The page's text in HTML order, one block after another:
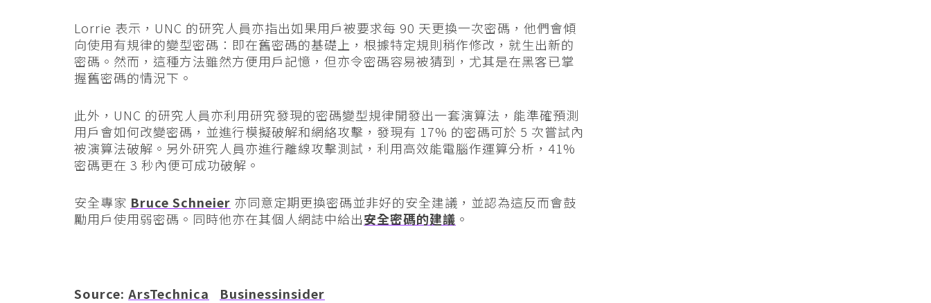
Lorrie 表示，UNC 的研究人員亦指出如果用戶被要求每 90 天更換一次密碼，他們會傾
向使用有規律的變型密碼：即在舊密碼的基礎上，根據特定規則稍作修改，就生出新的
密碼。然而，這種方法雖然方便用戶記憶，但亦令密碼容易被猜到，尤其是在黑客已掌
握舊密碼的情況下。
此外，UNC 的研究人員亦利用研究發現的密碼變型規律開發出一套演算法，能準確預測
用戶會如何改變密碼，並進行模擬破解和網絡攻擊，發現有 17% 的密碼可於 5 次嘗試內
被演算法破解。另外研究人員亦進行離線攻擊測試，利用高效能電腦作運算分析，41%
密碼更在 3 秒內便可成功破解。
安全專家 Bruce Schneier 亦同意定期更換密碼並非好的安全建議，並認為這反而會鼓
勵用戶使用弱密碼。同時他亦在其個人網誌中給出安全密碼的建議 。
Source: ArsTechnica Businessinsider